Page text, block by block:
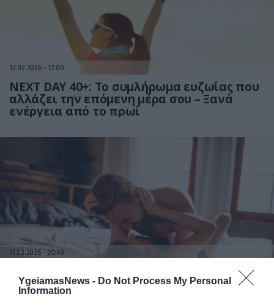
YgeiamasNews - Do Not Process My Personal
Information
12.02.2026 12:00
NEXT DAY 40+: Το συμλήρωμα ευζωίας που
αλλάζει την επόμενη μέρα σου – Ξανά
ενέργεια από το πρωί
11.02.2026 20:40
VIP WITH CHOCOLATΕ: Η Premium επιλογή
για άντρες που θέλουν φυσική υπεροχή
και ανεβασμένη λίμπιντο